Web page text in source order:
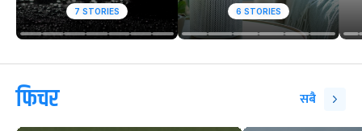
7 STORIES 6 STORIES
फिचर सबै